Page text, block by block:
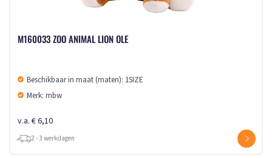
M160033 ZOO ANIMAL LION OLE
Beschikbaar in maat (maten): 1SIZE
Merk: mbw
v.a. € 6,10
2 - 3 werkdagen